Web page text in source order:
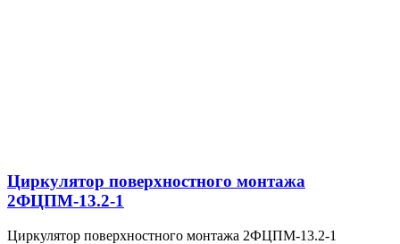
Циркулятор поверхностного монтажа
2ФЦПМ-13.2-1
Циркулятор поверхностного монтажа 2ФЦПМ-13.2-1